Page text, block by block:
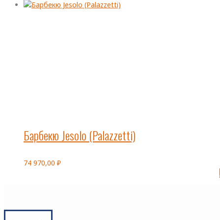
Барбекю Jesolo (Palazzetti)
74 970,00 ₽